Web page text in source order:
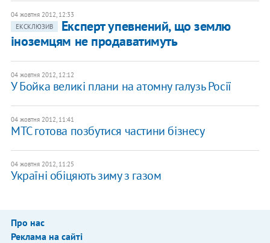
04 жовтня 2012, 12:33
ЕКСКЛЮЗИВ
Експерт упевнений, що землю
іноземцям не продаватимуть
04 жовтня 2012, 12:12
У Бойка великі плани на атомну галузь Росії
04 жовтня 2012, 11:41
МТС готова позбутися частини бізнесу
04 жовтня 2012, 11:25
Україні обіцяють зиму з газом
Про нас
Реклама на сайті